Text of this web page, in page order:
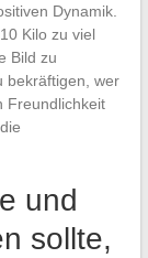
Dynamik.
Kilo zu viel
Bild zu
bekräftigen, wer
Freundlichkeit
und
sollte,